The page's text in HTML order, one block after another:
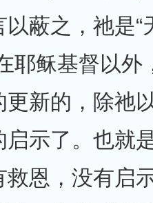
蔽之，祂是“
耶稣基督以外
更新的，除祂
启示了。也就
救恩，没有启